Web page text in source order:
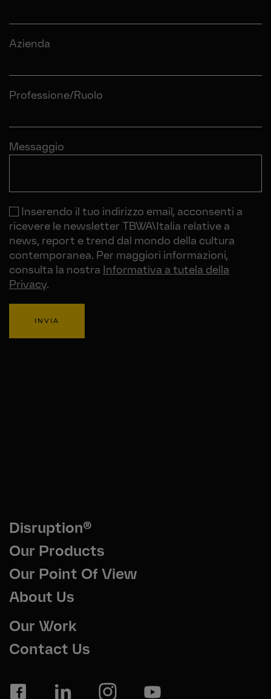
Azienda
Professione/Ruolo
Messaggio
Inserendo il tuo indirizzo email, acconsenti a
ricevere le newsletter TBWA\Italia relative a
news, report e trend dal mondo della cultura
contemporanea. Per maggiori informazioni,
consulta la nostra Informativa a tutela della
Privacy.
Disruption®
Our Products
Our Point Of View
About Us
Our Work
Contact Us